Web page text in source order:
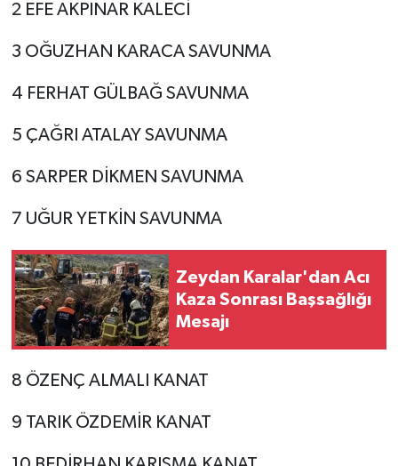
2 EFE AKPINAR KALECİ
3 OĞUZHAN KARACA SAVUNMA
4 FERHAT GÜLBAĞ SAVUNMA
5 ÇAĞRI ATALAY SAVUNMA
6 SARPER DİKMEN SAVUNMA
7 UĞUR YETKİN SAVUNMA
Zeydan Karalar'dan Acı
Kaza Sonrası Başsağlığı
Mesajı
8 ÖZENÇ ALMALI KANAT
9 TARIK ÖZDEMİR KANAT